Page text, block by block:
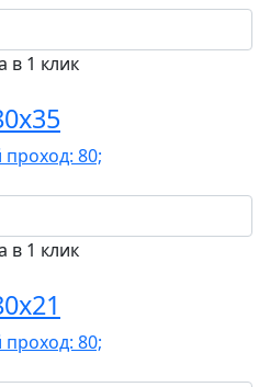
в 1 клик
80;
в 1 клик
80;